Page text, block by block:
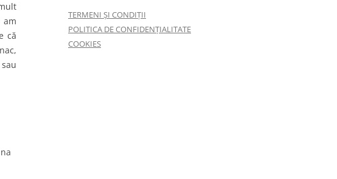
am
că
TERMENI ȘI CONDIȚII
POLITICA DE CONFIDENȚIALITATE
COOKIES